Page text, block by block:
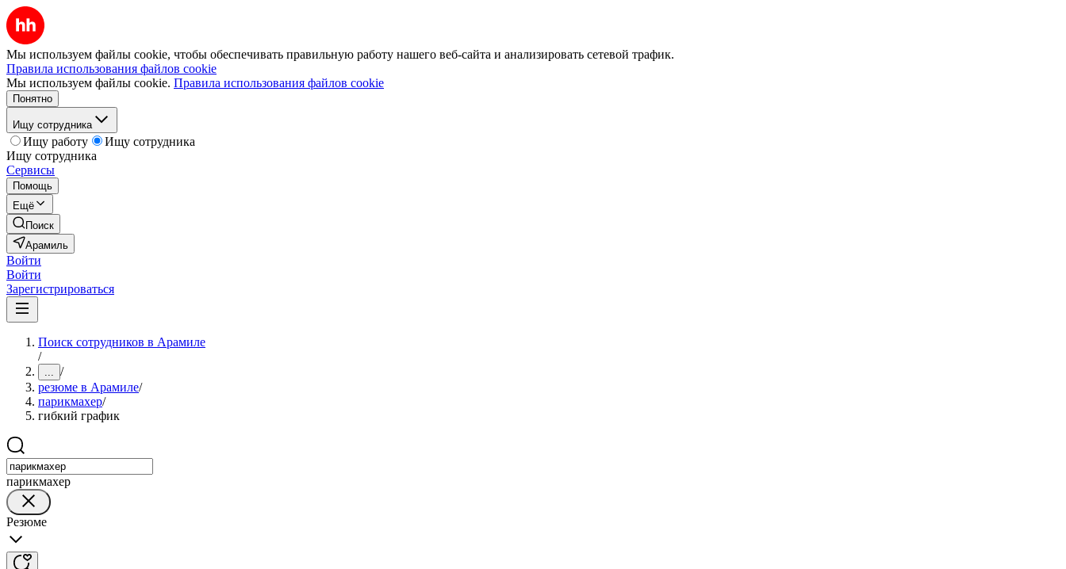
Мы используем файлы cookie, чтобы обеспечивать правильную работу нашего веб-сайта и анализировать сетевой трафик.
Правила использования файлов cookie
Мы используем файлы cookie. Правила использования файлов cookie
Понятно
Ищу сотрудника
Ищу работу
Ищу сотрудника
Ищу сотрудника
Сервисы
Помощь
Ещё
Поиск
Арамиль
Войти
Войти
Зарегистрироваться
Поиск сотрудников в Арамиле
/
... /
резюме в Арамиле/
парикмахер/
гибкий график
парикмахер
Резюме